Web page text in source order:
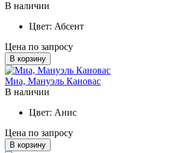
В наличии
Цвет: Абсент
Цена по запросу
В корзину
Миа, Мануэль Кановас
В наличии
Цвет: Анис
Цена по запросу
В корзину